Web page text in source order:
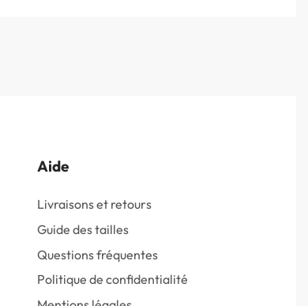
Aide
Livraisons et retours
Guide des tailles
Questions fréquentes
Politique de confidentialité